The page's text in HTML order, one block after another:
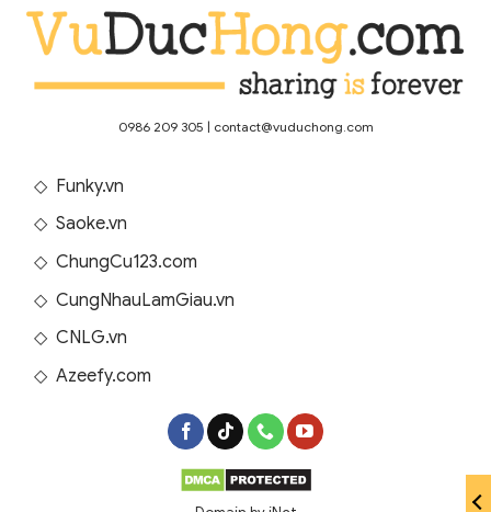
0986 209 305 | contact@vuduchong.com
◇ Funky.vn
◇ Saoke.vn
◇ ChungCu123.com
◇ CungNhauLamGiau.vn
◇ CNLG.vn
◇ Azeefy.com